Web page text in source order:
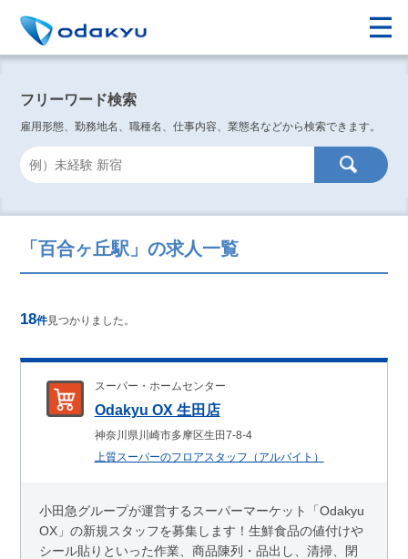
フリーワード検索
雇用形態、勤務地名、職種名、仕事内容、業態名などから検索できます。
「百合ヶ丘駅」の求人一覧
18件見つかりました。
スーパー・ホームセンター
Odakyu OX 生田店
神奈川県川崎市多摩区生田7-8-4
上質スーパーのフロアスタッフ（アルバイト）
小田急グループが運営するスーパーマーケット「Odakyu
OX」の新規スタッフを募集します！生鮮食品の値付けや
シール貼りといった作業、商品陳列・品出し、清掃、閉